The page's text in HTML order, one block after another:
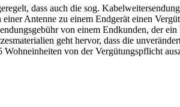
dass auch die sog.
Antenne zu einem Endgerät einen
von einem Endkunden, der
geht hervor, dass die
von der Vergütungspflicht